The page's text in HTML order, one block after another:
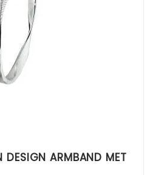
DESIGN ARMBAND MET